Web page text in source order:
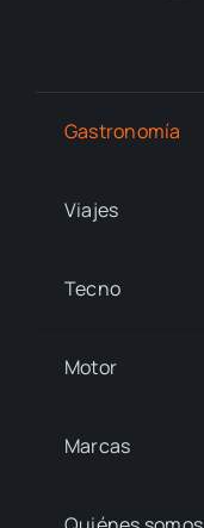
Gastronomía
Viajes
Tecno
Motor
Marcas